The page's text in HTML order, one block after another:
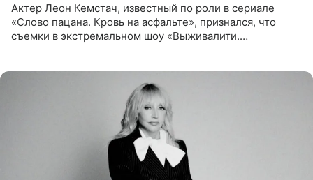
Актер Леон Кемстач, известный по роли в сериале
«Слово пацана. Кровь на асфальте», признался, что
съемки в экстремальном шоу «Выживалити.